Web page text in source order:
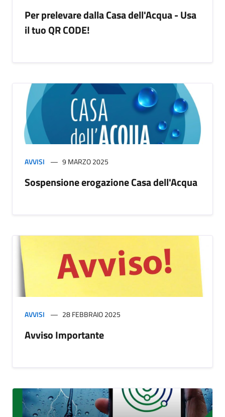
Per prelevare dalla Casa dell'Acqua - Usa
il tuo QR CODE!
AVVISI 9 MARZO 2025
Sospensione erogazione Casa dell'Acqua
AVVISI 28 FEBBRAIO 2025
Avviso Importante